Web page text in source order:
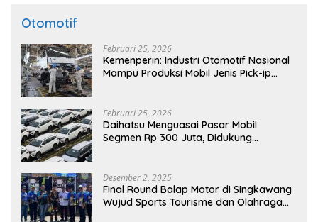
Otomotif
Februari 25, 2026
Kemenperin: Industri Otomotif Nasional
Mampu Produksi Mobil Jenis Pick-ip
Februari 25, 2026
Daihatsu Menguasai Pasar Mobil
Segmen Rp 300 Juta, Didukung
Desember 2, 2025
Final Round Balap Motor di Singkawang
Wujud Sports Tourisme dan Olahraga